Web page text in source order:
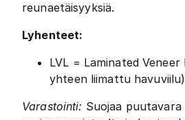
reunaetäisyyksiä.
Lyhenteet:
LVL = Laminated
yhteen liimattu havuviilu)
Varastointi: Suojaa